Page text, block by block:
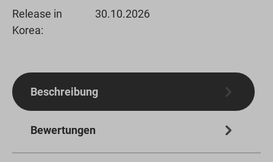
Release in
Korea:
30.10.2026
Beschreibung
Bewertungen